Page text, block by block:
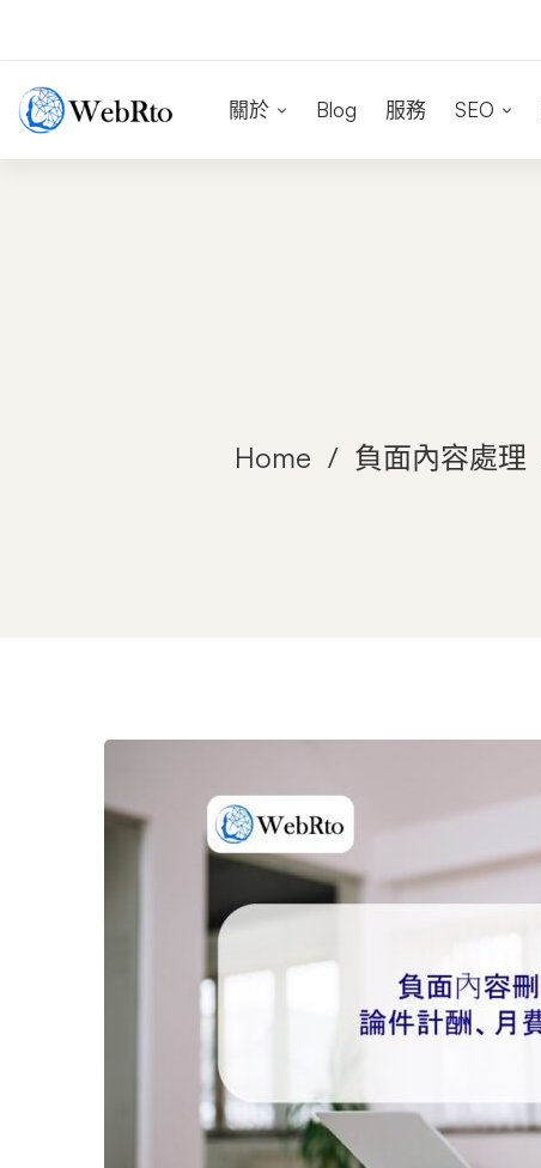
關於 Blog 服務 SEO
Home 負面內容處理
面